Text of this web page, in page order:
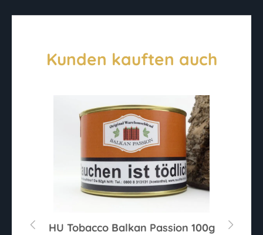
Kunden kauften auch
HU Tobacco Balkan Passion 100g